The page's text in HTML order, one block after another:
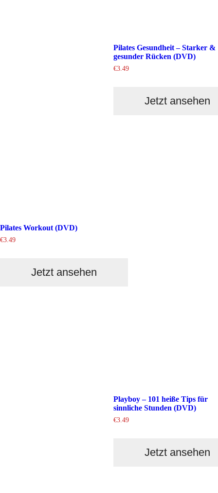
Pilates Gesundheit – Starker &
gesunder Rücken (DVD)
€3.49
Jetzt ansehen
Pilates Workout (DVD)
€3.49
Jetzt ansehen
Playboy – 101 heiße Tips für
sinnliche Stunden (DVD)
€3.49
Jetzt ansehen